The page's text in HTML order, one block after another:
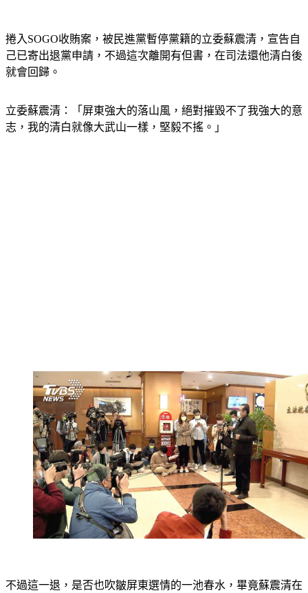
己已寄出退黨申請，不過這次離開有但書，在司法還他清白後
就會回歸。
志，我的清白就像大武山一樣，堅毅不搖。」
地方勢力雄厚，選擇退黨，會不會更有利自己角逐屏東縣長！